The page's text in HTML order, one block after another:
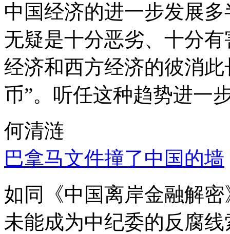
中国经济的进一步发展
无疑是十分恶劣、十分
经济和西方经济的彼消
币”。听任这种趋势进一
何清涟
巴拿马文件撞了中国的墙
如同《中国离岸金融解
未能成为中纪委的反腐